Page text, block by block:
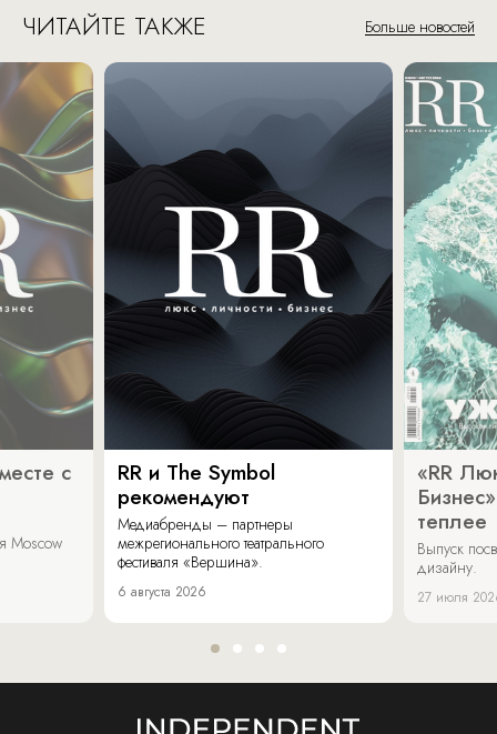
ЧИТАЙТЕ ТАКЖЕ Больше новостей
с
Moscow
RR и The Symbol
рекомендуют
Медиабренды – партнеры
межрегионального театрального
фестиваля «Вершина».
6 августа 2026
«RR
теплее
Выпуск
дизайну.
27 июля